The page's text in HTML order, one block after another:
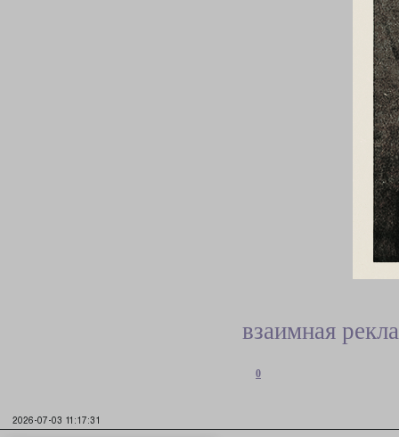
взаимная
0
2026-07-03 11:17:31